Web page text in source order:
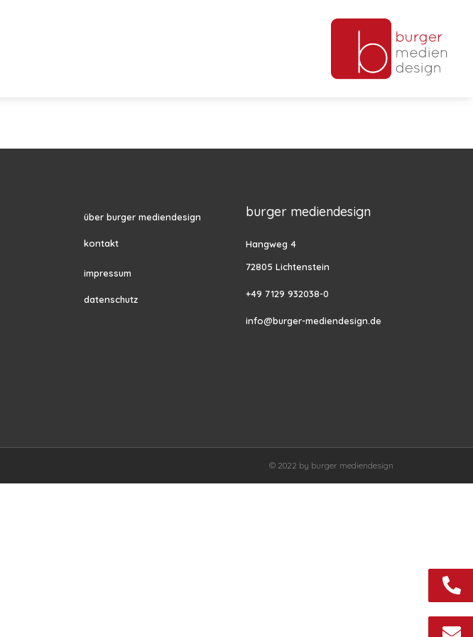
über burger mediendesign
kontakt
impressum
datenschutz
burger mediendesign
Hangweg 4
72805 Lichtenstein
+49 7129 932038-0
info@burger-mediendesign.de
© 2022 by burger mediendesign